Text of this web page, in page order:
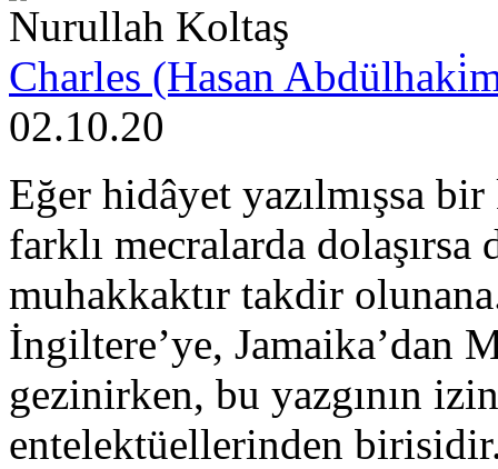
Nurullah Koltaş
Charles (Hasan
02.10.20
Eğer hidâyet yazılmışsa
farklı mecralarda dolaşırsa
muhakkaktır takdir
İngiltere’ye, Jamaika’dan
gezinirken, bu yazgının
entelektüellerinden